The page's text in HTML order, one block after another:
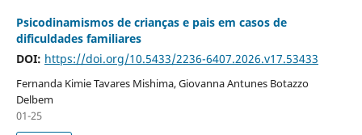
Psicodinamismos de crianças e pais em casos de
dificuldades familiares
DOI: https://doi.org/10.5433/2236-6407.2026.v17.53433
Fernanda Kimie Tavares Mishima, Giovanna Antunes Botazzo
Delbem
01-25